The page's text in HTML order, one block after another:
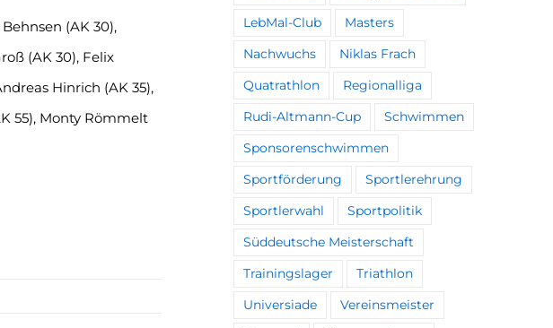
(AK 30),
(AK 30), Felix
Hinrich (AK 35),
55), Monty Römmelt
LebMal-Club Masters
Nachwuchs Niklas Frach
Quatrathlon Regionalliga
Rudi-Altmann-Cup Schwimmen
Sponsorenschwimmen
Sportförderung Sportlerehrung
Sportlerwahl Sportpolitik
Süddeutsche Meisterschaft
Trainingslager Triathlon
Universiade Vereinsmeister